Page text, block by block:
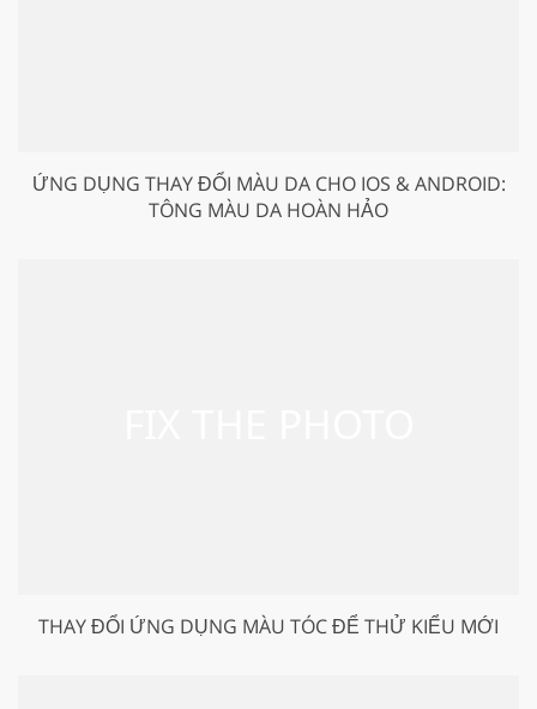
ỨNG DỤNG THAY ĐỔI MÀU DA CHO IOS & ANDROID:
TÔNG MÀU DA HOÀN HẢO
THAY ĐỔI ỨNG DỤNG MÀU TÓC ĐỂ THỬ KIỂU MỚI